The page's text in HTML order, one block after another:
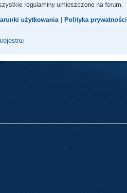
regulaminy umieszczone na forum.
użytkowania Polityka prywatności